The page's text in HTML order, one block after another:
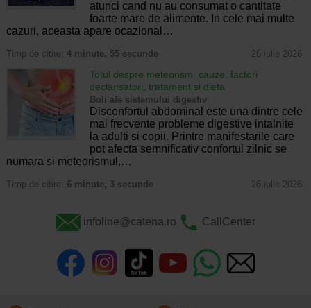
atunci cand nu au consumat o cantitate
foarte mare de alimente. In cele mai multe
cazuri, aceasta apare ocazional…
Timp de citire: 4 minute, 55 secunde 26 iulie 2026
Totul despre meteorism: cauze, factori
declansatori, tratament si dieta
Boli ale sistemului digestiv
Disconfortul abdominal este una dintre cele
mai frecvente probleme digestive intalnite
la adulti si copii. Printre manifestarile care
pot afecta semnificativ confortul zilnic se
numara si meteorismul,…
Timp de citire: 6 minute, 3 secunde 26 iulie 2026
infoline@catena.ro CallCenter